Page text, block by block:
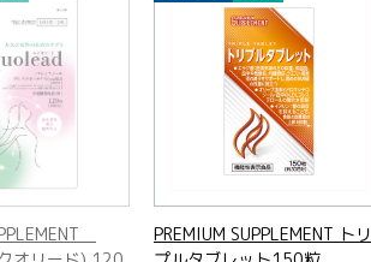
PREMIUM SUPPLEMENT トリ